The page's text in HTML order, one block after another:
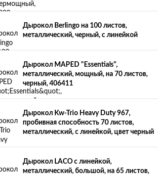
Дырокол Berlingo на 100 листов,
металлический, черный, с линейкой
Дырокол MAPED "Essentials",
металлический, мощный, на 70 листов,
черный, 406411
Дырокол Kw-Trio Heavy Duty 967,
пробивная способность 70 листов,
металлический, с линейкой, цвет черный
Дырокол LACO с линейкой,
металлический, большой, на 65 листов,